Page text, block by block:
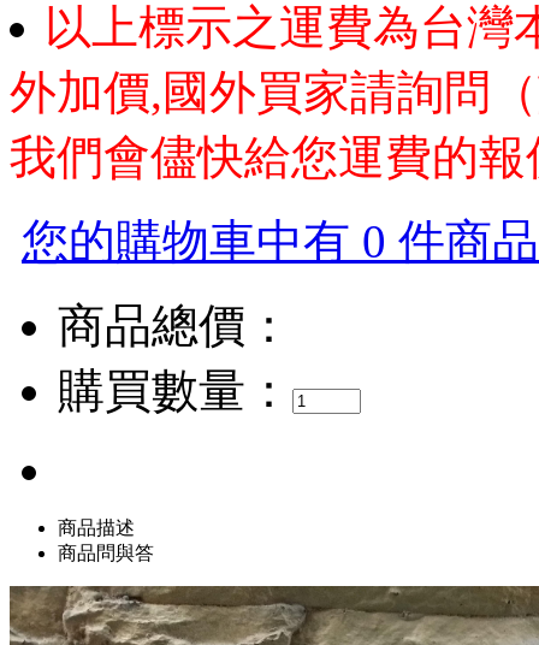
以上標示之運費為台灣
外加價,國外買家請詢問
我們會儘快給您運費的報
您的購物車中有 0 件商
商品總價：
購買數量：
商品描述
商品問與答